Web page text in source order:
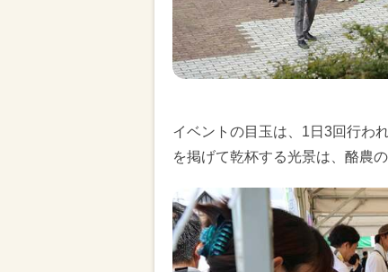
イベントの目玉は、1日3回行わ
を掲げて乾杯する光景は、酪農